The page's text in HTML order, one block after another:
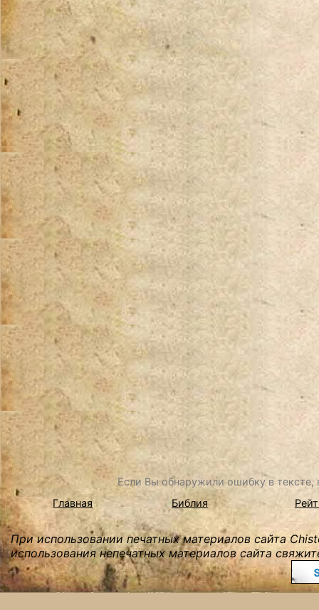
Если Вы обнаружили ошибку в
Главная
Библия
При использовании печатных материалов сайта
использования непечатных материалов сайта